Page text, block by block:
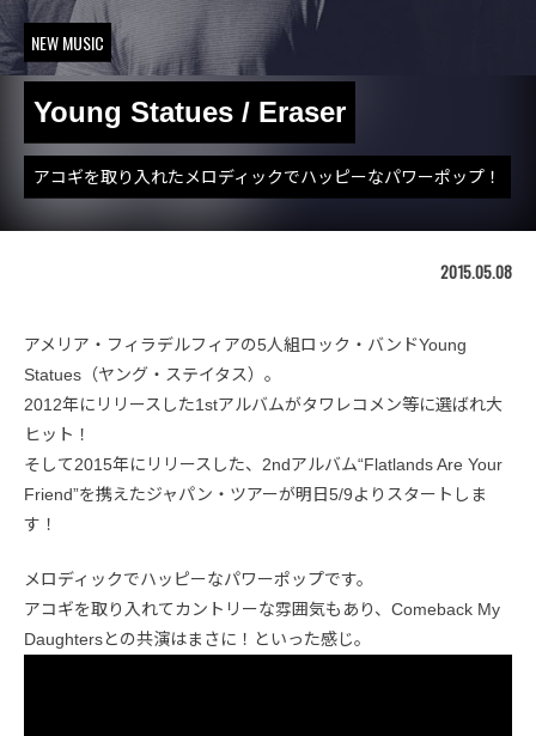
NEW MUSIC
Young Statues / Eraser
アコギを取り入れたメロディックでハッピーなパワーポップ！
2015.05.08
アメリア・フィラデルフィアの5人組ロック・バンドYoung
Statues（ヤング・ステイタス）。
2012年にリリースした1stアルバムがタワレコメン等に選ばれ大
ヒット！
そして2015年にリリースした、2ndアルバム“Flatlands Are Your
Friend”を携えたジャパン・ツアーが明日5/9よりスタートしま
す！
メロディックでハッピーなパワーポップです。
アコギを取り入れてカントリーな雰囲気もあり、Comeback My
Daughtersとの共演はまさに！といった感じ。